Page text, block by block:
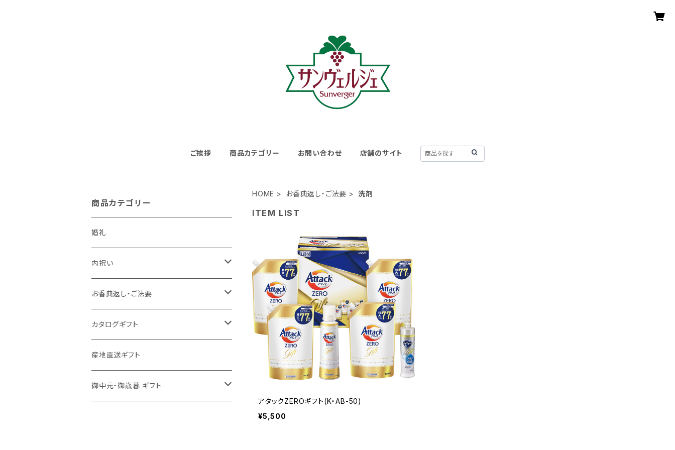
ご挨拶 商品カテゴリー お問い合わせ 店舗のサイト
HOME お香典返し・ご法要 洗剤
ITEM LIST
アタックZEROギフト(K・AB-50)
¥5,500
商品カテゴリー
婚礼
内祝い
かりんとう詰合せ
今治謹製〈極上タオル〉
洗剤
お香典返し・ご法要
今治わたいろ〈西川今治タオル〉
ろくさん亭 道場六三郎 フリーズドライ ギ
フト
洗剤
カタログギフト
MY HEART
舞心
産地直送ギフト
御中元・御歳暮 ギフト